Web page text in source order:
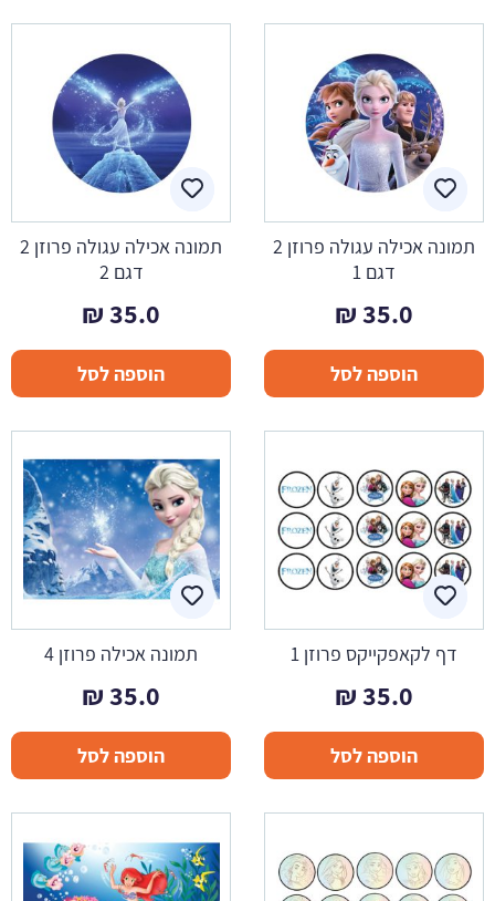
תמונה אכילה עגולה פרוזן 2
דגם 1
35.0
₪
הוספה לסל
תמונה אכילה עגולה פרוזן 2
דגם 2
35.0
₪
הוספה לסל
דף לקאפקייקס פרוזן 1
35.0
₪
הוספה לסל
תמונה אכילה פרוזן 4
35.0
₪
הוספה לסל